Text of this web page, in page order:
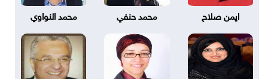
ايمن صلاح محمد حنفي محمد النواوي